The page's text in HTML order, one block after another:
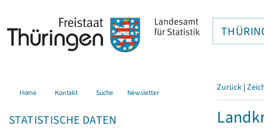
Home Kontakt Suche Newsletter
STATISTISCHE DATEN
Zurück |